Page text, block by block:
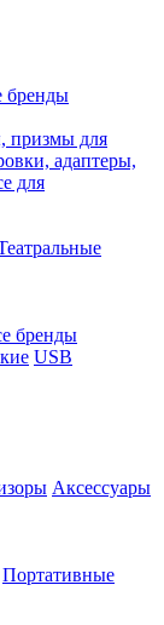
бренды
призмы для
адаптеры,
для
бренды
USB
Аксессуары
Портативные